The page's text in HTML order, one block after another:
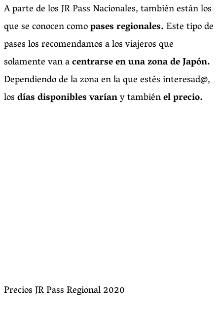
A parte de los JR Pass Nacionales, también están los
que se conocen comopases regionales.Este tipo de
pases los recomendamos a los viajeros que
solamente van acentrarse en una zona de Japón.
Dependiendo de la zona en la que estés interesad@,
losdías disponibles varíany tambiénel precio.
Precios JR Pass Regional 2020